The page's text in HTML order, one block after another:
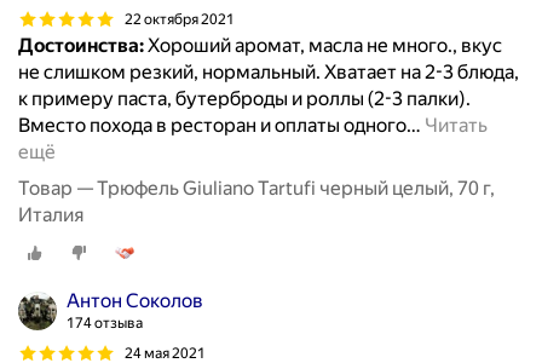
22 октября 2021
Достоинства:Хороший аромат, масла не много., вкус
не слишком резкий, нормальный. Хватает на 2-3 блюда,
к примеру паста, бутерброды и роллы (2-3 палки).
Вместо похода в ресторан и оплаты одного… Читать
ещё
Товар — Трюфель Giuliano Tartufi черный целый, 70 г,
Италия
Антон Соколов
174 отзыва
24 мая 2021